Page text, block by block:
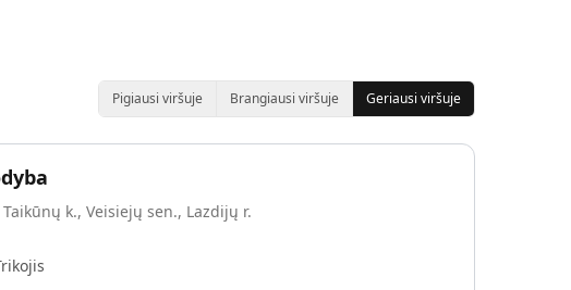
Pigiausi viršuje Brangiausi viršuje Geriausi viršuje
k., Veisiejų sen., Lazdijų r.